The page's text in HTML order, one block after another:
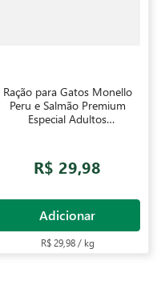
Ração para Gatos Monello
Peru e Salmão Premium
Especial Adultos
R$ 29,98
Adicionar
R$ 29,98 / kg